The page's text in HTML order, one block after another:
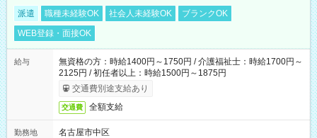
派遣 職種未経験OK 社会人未経験OK
ブランクOK
WEB登録・面接OK
給与
無資格の方：時給1400円～1750円 / 介護福祉士：時給1700円～
2125円 / 初任者以上：時給1500円～1875円
交通費別途支給あり
交通費 全額支給
勤務地
名古屋市中区